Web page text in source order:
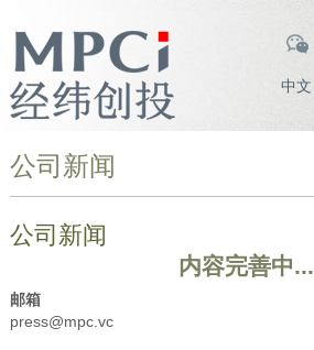
中文
公司新闻
公司新闻
内容完善中...
邮箱
press@mpc.vc